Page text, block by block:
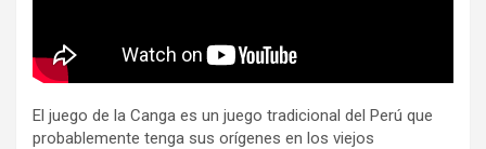
El juego de la Canga es un juego tradicional del Perú que
probablemente tenga sus orígenes en los viejos